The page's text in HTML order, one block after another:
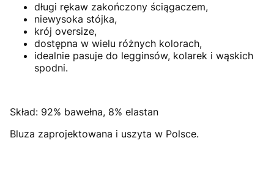
długi rękaw zakończony ściągaczem,
niewysoka stójka,
krój oversize,
dostępna w wielu różnych kolorach,
idealnie pasuje do legginsów, kolarek i wąskich
spodni.
Skład: 92% bawełna, 8% elastan
Bluza zaprojektowana i uszyta w Polsce.